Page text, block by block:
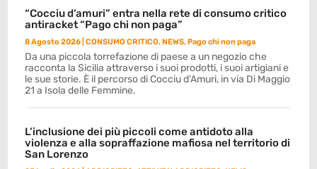
“Cocciu d’amuri” entra nella rete di consumo critico
antiracket “Pago chi non paga”
8 Agosto 2026 |CONSUMO CRITICO,NEWS,Pago chi non paga
Da una piccola torrefazione di paese a un negozio che
racconta la Sicilia attraverso i suoi prodotti, i suoi artigiani e
le sue storie. È il percorso di Cocciu d’Amuri, in via Di Maggio
21 a Isola delle Femmine.
L’inclusione dei più piccoli come antidoto alla
violenza e alla sopraffazione mafiosa nel territorio di
San Lorenzo